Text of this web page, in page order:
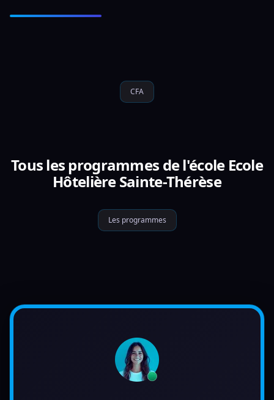
CFA
Tous les programmes de l'école Ecole
Hôtelière Sainte-Thérèse
Les programmes